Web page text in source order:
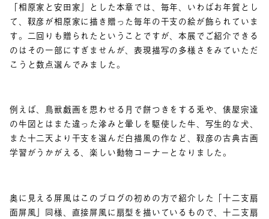
「相原家と安田家」とした本章では、毎年、いわばお年賀とし
て、靫彦が相原家に描き贈った毎年の干支の絵が飾られていま
す。二回りも贈られたということですが、本展でご紹介できる
のはその一部にすぎませんが、表現描写の多様さをみていただ
こうと数点選んでみました。
例えば、鳥獣戯画を思わせる月で餅つきをする兎や、俵屋宗達
の牛図とはまた違った滲みと暈しを駆使した牛、写生的な犬、
また十二天より干支を選んだ白描風の作など、靫彦の古典古画
学習がうかがえる、楽しい動物コーナーとなりました。
奥に見える屏風はこのブログの初めの方で紹介した「十二支扇
面屏風」同様、直接屏風に扇型を描いているもので、十二支扇